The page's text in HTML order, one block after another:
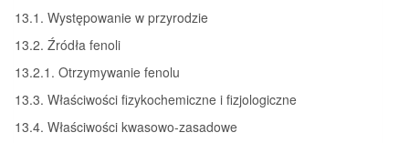
13.1. Występowanie w przyrodzie
13.2. Źródła fenoli
13.2.1. Otrzymywanie fenolu
13.3. Właściwości fizykochemiczne i fizjologiczne
13.4. Właściwości kwasowo-zasadowe